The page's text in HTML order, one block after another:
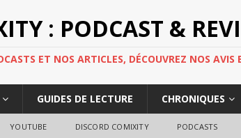
: PODCAST &
ET NOS ARTICLES, DÉCOUVREZ NOS
GUIDES DE LECTURE CHRONIQUES
YOUTUBE DISCORD COMIXITY PODCASTS